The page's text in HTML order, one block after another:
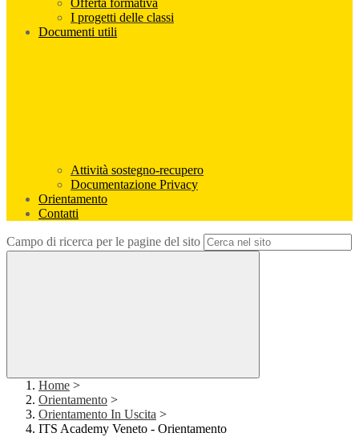
Offerta formativa
I progetti delle classi
Documenti utili
Attività sostegno-recupero
Documentazione Privacy
Orientamento
Contatti
Campo di ricerca per le pagine del sito
Home >
Orientamento >
Orientamento In Uscita >
ITS Academy Veneto - Orientamento